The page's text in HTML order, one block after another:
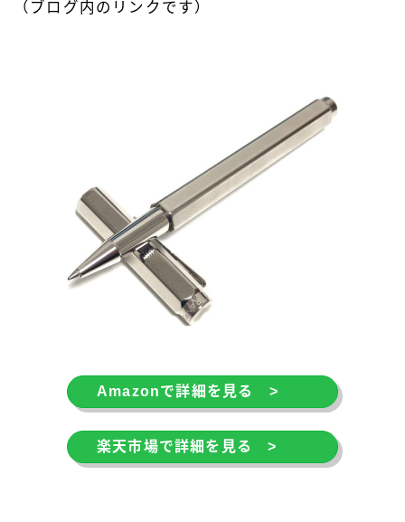
（ブログ内のリンクです）
Amazonで詳細を見る >
楽天市場で詳細を見る >